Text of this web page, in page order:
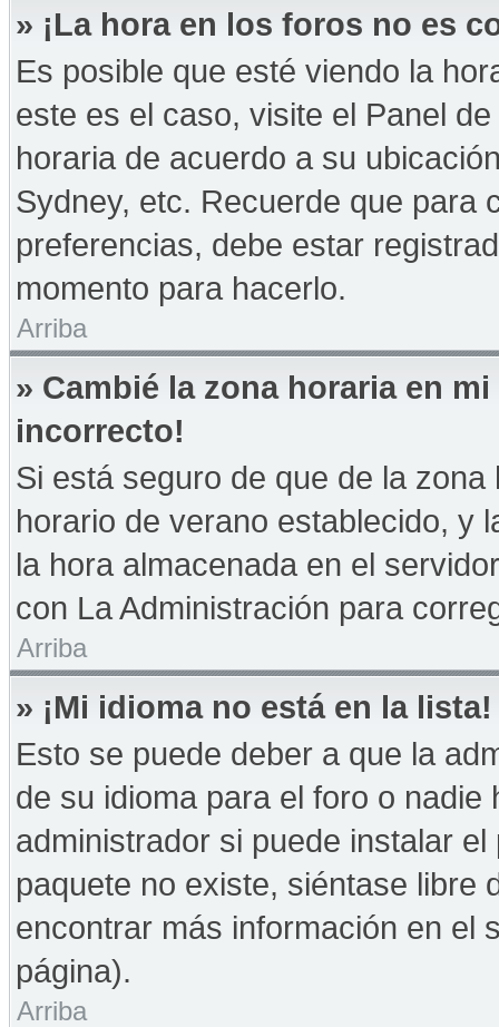
» ¡La hora en los foros no es
Es posible que esté viendo la
este es el caso, visite el Panel
horaria de acuerdo a su
Sydney, etc. Recuerde que para
preferencias, debe estar
momento para hacerlo.
Arriba
» Cambié la zona horaria en
incorrecto!
Si está seguro de que de la
horario de verano establecido, y
la hora almacenada en el
con La Administración para
Arriba
» ¡Mi idioma no está en la lista!
Esto se puede deber a que la
de su idioma para el foro o
administrador si puede instalar
paquete no existe, siéntase libre
encontrar más información en el
página).
Arriba